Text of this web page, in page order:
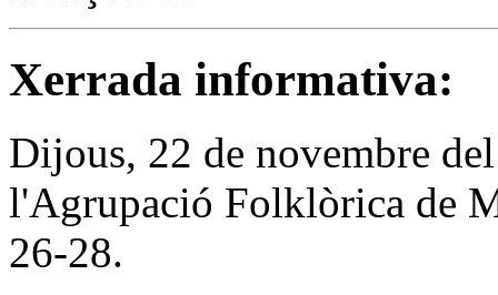
Xerrada informativa:
Dijous, 22 de novembre
l'Agrupació Folklòrica de
26-28.